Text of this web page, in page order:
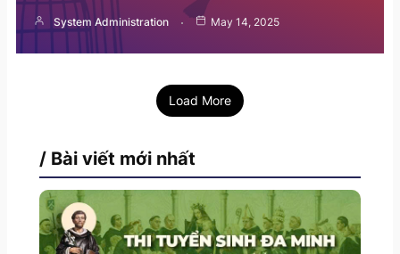
System Administration May 14, 2025
Load More
/ Bài viết mới nhất